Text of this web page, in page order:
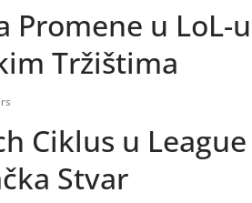
Promene u LoL-
Tržištima
Ciklus u
Stvar